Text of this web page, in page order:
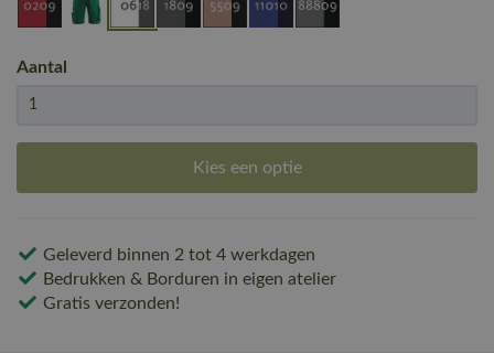
Aantal
Kies een optie
Geleverd binnen 2 tot 4 werkdagen
Bedrukken & Borduren in eigen atelier
Gratis verzonden!